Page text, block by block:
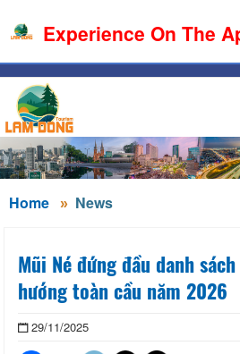
07-08-2026, 07:50:13
Home News
Mũi Né đứng đầu danh
hướng toàn cầu năm 2026
29/11/2025
Experience On The